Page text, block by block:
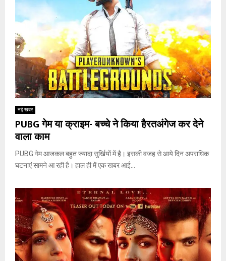
नई खबर
PUBG गेम या क्राइम- बच्चे ने किया हैरतअंगेज कर देने
वाला काम
PUBG गेम आजकल बहुत ज्यादा सुर्खियों में है। इसकी वजह से आये दिन अपराधिक
घटनाएं सामने आ रही है। हाल ही में एक खबर आई...